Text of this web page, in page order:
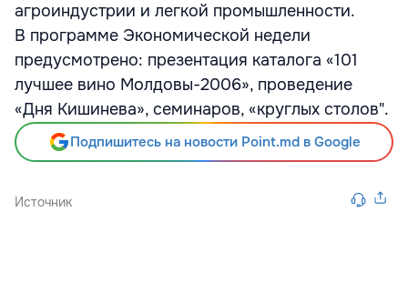
агроиндустрии и легкой промышленности.
В программе Экономической недели
предусмотрено: презентация каталога «101
лучшее вино Молдовы-2006», проведение
«Дня Кишинева», семинаров, «круглых столов".
Подпишитесь на новости Point.md в Google
Источник